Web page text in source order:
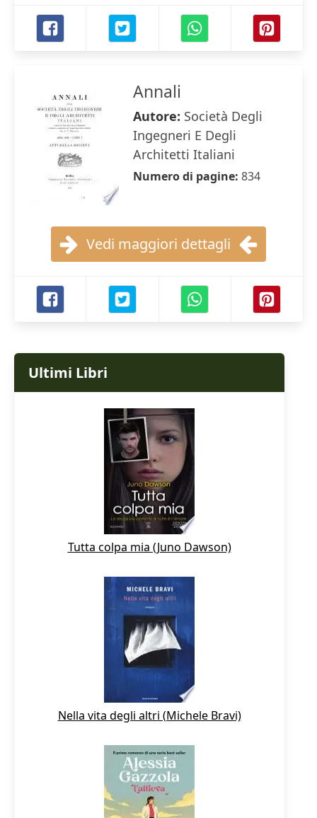
Annali
Autore: Società Degli
Ingegneri E Degli
Architetti Italiani
Numero di pagine: 834
Vedi maggiori dettagli
Ultimi Libri
Tutta colpa mia (Juno Dawson)
Nella vita degli altri (Michele Bravi)